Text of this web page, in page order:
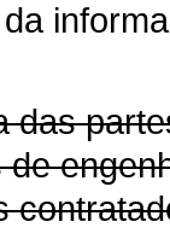
das